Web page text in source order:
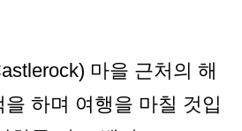
마을 근처의 해
하며 여행을 마칠 것입